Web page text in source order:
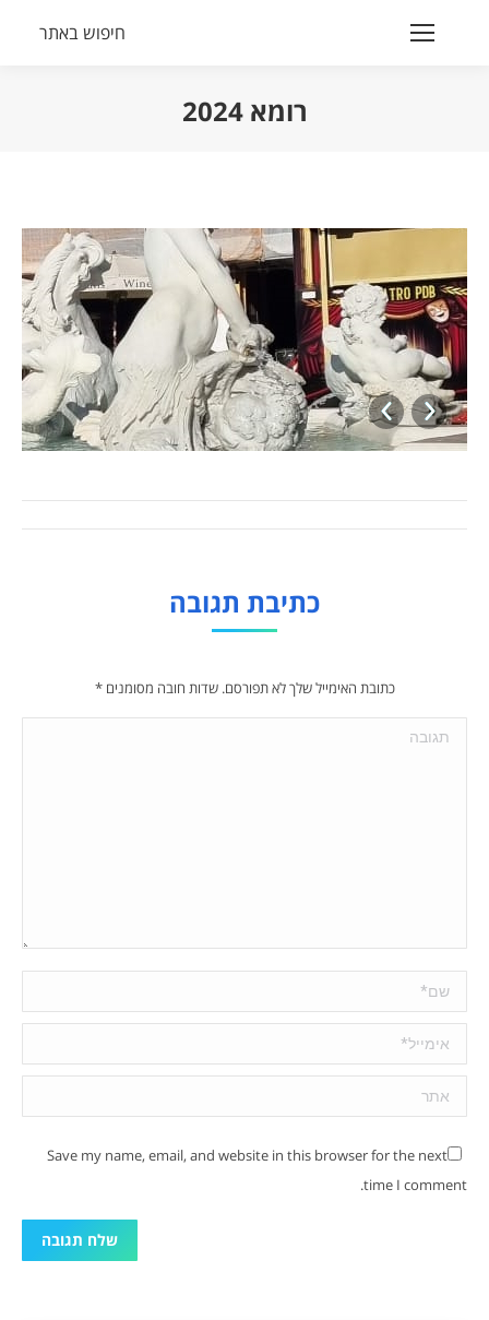
Search:
חיפוש באתר
רומא 2024לפסלי
יווני
שהתגלה
,רומא
ושימש
מודל לפסלי
דור
הרנאסס
Album
כתיבת תגובה
כתובת האימייל שלך לא תפורסם. שדות חובה מסומנים*
תגובה
שם *
אימייל *
אתר
Save my name, email, and website in this browser for the next
time I comment.
שלח תגובה